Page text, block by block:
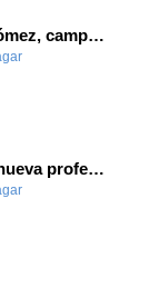
Podcast 25/26 - Sandra Gómez, campeona de Enduro
-
Podcast 25/26 - Tenemos nueva profesora de Griego ¿Conoces a María Eugenia?
-